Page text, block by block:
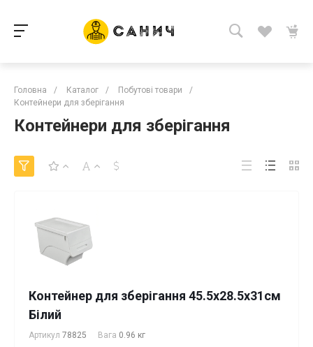
Головна / Каталог / Побутові товари
/
Контейнери для зберігання
Контейнери для зберігання
Контейнер для зберігання 45.5х28.5х31см
Білий
Артикул 78825 Вага 0.96 кг